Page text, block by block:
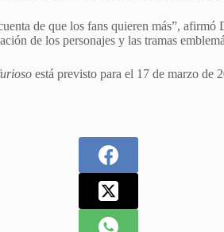
de que los fans quieren más”, afirmó
de ‌los personajes y las tramas
está previsto para el ​17 ​de marzo de